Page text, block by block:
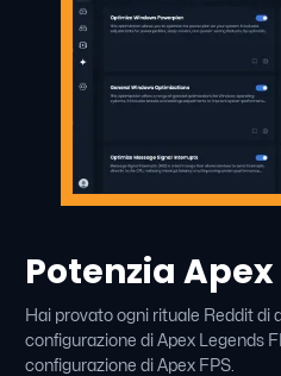
Potenzia Apex
Hai provato ogni rituale Reddit di
configurazione di Apex Legends
configurazione di Apex FPS.